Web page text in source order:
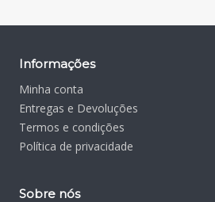
Informações
Minha conta
Entregas e Devoluções
Termos e condições
Política de privacidade
Sobre nós